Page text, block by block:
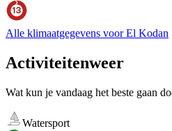
Alle klimaatgegevens voor El Kodan
Activiteitenweer
Wat kun je vandaag het beste gaan
Watersport